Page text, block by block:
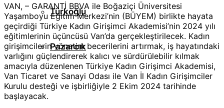
Türkoğlu
Pazarcık
VAN, – GARANTİ BBVA ile Boğaziçi Üniversitesi
Yaşamboyu Eğitim Merkezi’nin (BÜYEM) birlikte hayata
geçirdiği Türkiye Kadın Girişimci Akademisi’nin 2024 yılı
eğitimlerinin üçüncüsü Van’da gerçekleştirilecek. Kadın
girişimcilerin yönetim becerilerini artırmak, iş hayatındaki
varlığını güçlendirerek kalıcı ve sürdürülebilir kılmak
amacıyla düzenlenen Türkiye Kadın Girişimci Akademisi,
Van Ticaret ve Sanayi Odası ile Van İl Kadın Girişimciler
Kurulu desteği ve işbirliğiyle 2 Ekim 2024 tarihinde
başlayacak.